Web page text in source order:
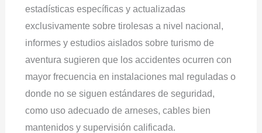
estadísticas específicas y actualizadas
exclusivamente sobre tirolesas a nivel nacional,
informes y estudios aislados sobre turismo de
aventura sugieren que los accidentes ocurren con
mayor frecuencia en instalaciones mal reguladas o
donde no se siguen estándares de seguridad,
como uso adecuado de arneses, cables bien
mantenidos y supervisión calificada.